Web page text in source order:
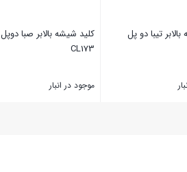
تیبا دو پل
کلید شیشه بالابر صبا دوپل
CL173
موجود در انبار